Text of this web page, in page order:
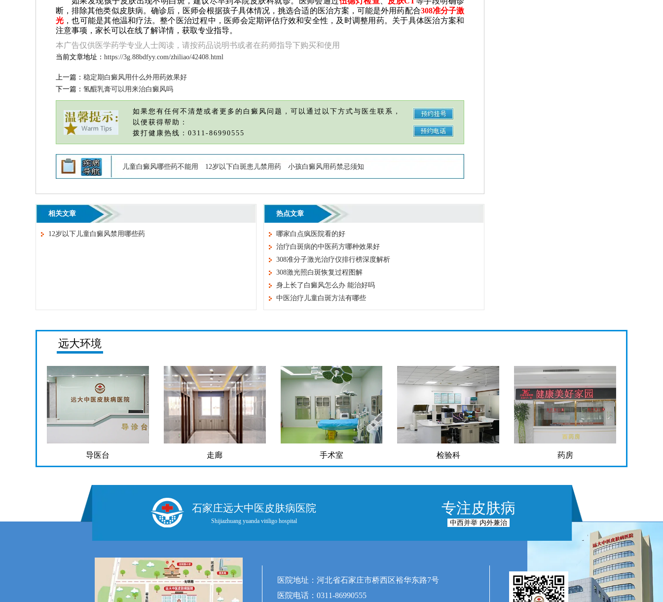
断，排除其他类似皮肤病。确诊后，医师会根据孩子具体情况，挑选合适的医治方案，可能是外用药配合308准分子激
光 ，也可能是其他温和疗法。整个医治过程中，医师会定期评估疗效和安全性，及时调整用药。关于具体医治方案和
注意事项，家长可以在线了解详情，获取专业指导。
本广告仅供医学药学专业人士阅读，请按药品说明书或者在药师指导下购买和使用
当前文章地址： https://3g.88bdfyy.com/zhiliao/42408.html
上一篇： 稳定期白癜风用什么外用药效果好
下一篇： 氢醌乳膏可以用来治白癜风吗
如果您有任何不清楚或者更多的白癜风问题，可以通过以下方式与医生联系，
以便获得帮助：
拨打健康热线：0311-86990555
儿童白癜风哪些药不能用 12岁以下白斑患儿禁用药 小孩白癜风用药禁忌须知
相关文章
12岁以下儿童白癜风禁用哪些药
热点文章
哪家白点疯医院看的好
治疗白斑病的中医药方哪种效果好
308准分子激光治疗仪排行榜深度解析
308激光照白斑恢复过程图解
身上长了白癜风怎么办 能治好吗
中医治疗儿童白斑方法有哪些
远大环境
导医台 走廊 手术室 检验科 药房
石家庄远大中医皮肤病医院
Shijiazhuang yuanda vitiligo hospital
专注皮肤病
中西并举 内外兼治
医院地址：河北省石家庄市桥西区裕华东路7号
医院电话：0311-86990555